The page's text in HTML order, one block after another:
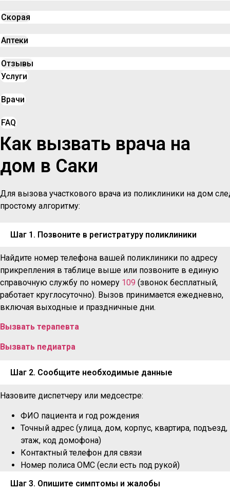
Скорая
Аптеки
Отзывы
Услуги
Врачи
FAQ
Как вызвать врача на
дом в Саки
Для вызова участкового врача из поликлиники на дом
простому алгоритму:
Шаг 1. Позвоните в регистратуру поликлиники
Найдите номер телефона вашей поликлиники по адресу
прикрепления в таблице выше или позвоните в единую
справочную службу по номеру 109 (звонок бесплатный,
работает круглосуточно). Вызов принимается ежедневно,
включая выходные и праздничные дни.
Вызвать терапевта
Вызвать педиатра
Шаг 2. Сообщите необходимые данные
Назовите диспетчеру или медсестре:
ФИО пациента и год рождения
Точный адрес (улица, дом, корпус, квартира, подъезд,
этаж, код домофона)
Контактный телефон для связи
Номер полиса ОМС (если есть под рукой)
Шаг 3. Опишите симптомы и жалобы